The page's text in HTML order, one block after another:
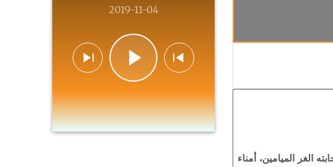
الغر الميامين، أمناء
2019-11-04